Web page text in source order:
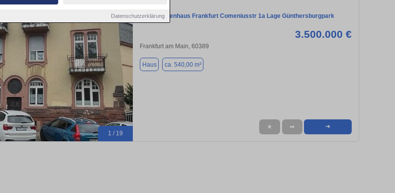
Datenschutzerklärung
1 / 19
Mehrfamilienhaus Frankfurt Comeniusstr 1a Lage Günthersburgpark
3.500.000 €
Frankfurt am Main, 60389
Haus ca. 540,00 m²
★ ➦ ➜